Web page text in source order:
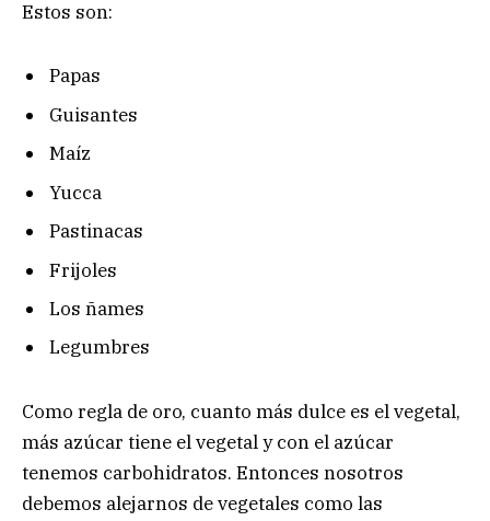
Estos son:
Papas
Guisantes
Maíz
Yucca
Pastinacas
Frijoles
Los ñames
Legumbres
Como regla de oro, cuanto más dulce es el vegetal,
más azúcar tiene el vegetal y con el azúcar
tenemos carbohidratos. Entonces nosotros
debemos alejarnos de vegetales como las